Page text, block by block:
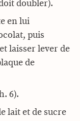
doubler).
en lui
puis
laisser lever de
de
6).
lait et de sucre